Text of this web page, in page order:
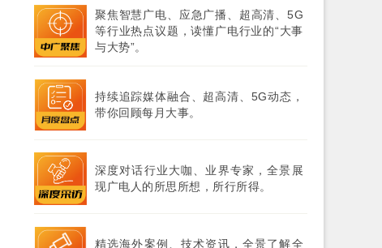
聚焦智慧广电、应急广播、超高清、5G
等行业热点议题，读懂广电行业的“大事
与大势”。
持续追踪媒体融合、超高清、5G动态，
带你回顾每月大事。
深度对话行业大咖、业界专家，全景展
现广电人的所思所想，所行所得。
精选海外案例、技术资讯，全景了解全